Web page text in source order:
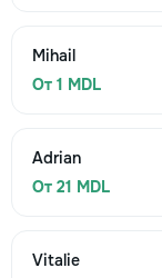
Mihail
От 1 MDL
Adrian
От 21 MDL
Vitalie